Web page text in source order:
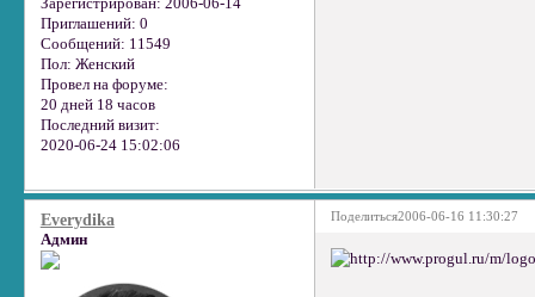
Зарегистрирован: 2006-06-14
Приглашений: 0
Сообщений: 11549
Пол: Женский
Провел на форуме:
20 дней 18 часов
Последний визит:
2020-06-24 15:02:06
Поделиться2006-06-16 11:30:27
Everydika
Админ